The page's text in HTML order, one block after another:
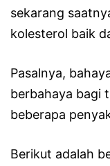
sekarang
kolesterol baik
Pasalnya,
berbahaya bagi
beberapa
Berikut adalah